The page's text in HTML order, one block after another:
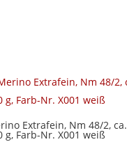
Extrafein, Nm 48/2, ca.
g, Farb-Nr. X001 weiß